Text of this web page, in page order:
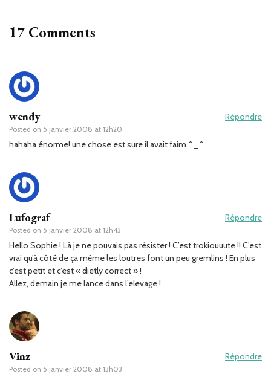
17 Comments
wendy
Posted on 5 janvier 2008 at 12h20
Répondre
hahaha énorme! une chose est sure il avait faim ^_^
Lufograf
Posted on 5 janvier 2008 at 12h43
Répondre
Hello Sophie ! Là je ne pouvais pas résister ! C’est trokiouuute !! C’est
vrai qu’à côté de ça même les loutres font un peu gremlins ! En plus
c’est petit et c’est « dietly correct » !
Allez, demain je me lance dans l’elevage !
Vinz
Posted on 5 janvier 2008 at 13h03
Répondre